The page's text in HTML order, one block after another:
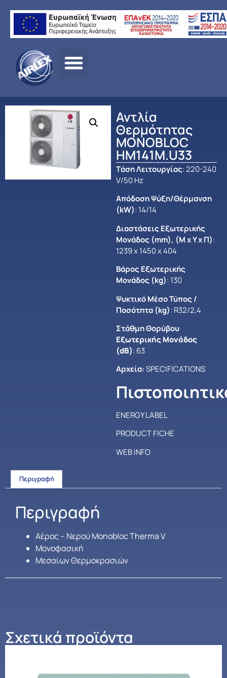
Αρχική σελίδα/ΠΡΟΪΟΝΤΑ
HEAT PUMPS
Αντλία
Θερμότητας
MONOBLOC
HM141M.U33
Tάση Λειτουργίας: 220-240
V/50 Hz
Απόδοση Ψύξη/Θέρμανση
(kW): 14/14
Διαστάσεις Εξωτερικής
Μονάδος (mm), (Μ x Y x Π):
1239 x 1450 x 404
Βάρος Εξωτερικής
Μονάδος (kg): 130
Ψυκτικό Μέσο Τύπος /
Ποσότητα (kg): R32/2,4
Στάθμη Θορύβου
Εξωτερικής Μονάδος
(dB): 63
Αρχεία:SPECIFICATIONS
ENERGY LABEL
PRODUCT FICHE
WEB INFO
Περιγραφή
Περιγραφή
Αέρος – Νερού Monobloc Therma V
Mονοφασική
Μεσαίων Θερμοκρασιών
Σχετικά προϊόντα